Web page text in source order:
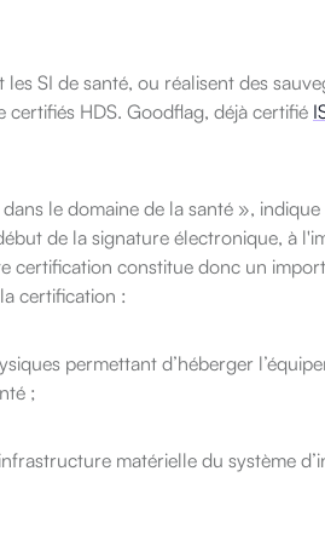
SI de santé, ou réalisent des
HDS. Goodflag, déjà certifié
le domaine de la santé »,
de la signature électronique, à
certification constitue donc un
certification :
permettant d’héberger
;
matérielle du système